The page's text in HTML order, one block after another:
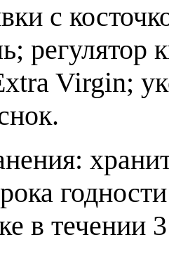
с
регулятор
Virgin;
в течении